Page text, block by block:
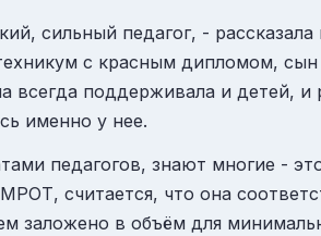
сильный педагог, -
с красным дипломом,
всегда поддерживала и детей,
именно у нее.
педагогов, знают многие -
считается, что она
заложено в объём для